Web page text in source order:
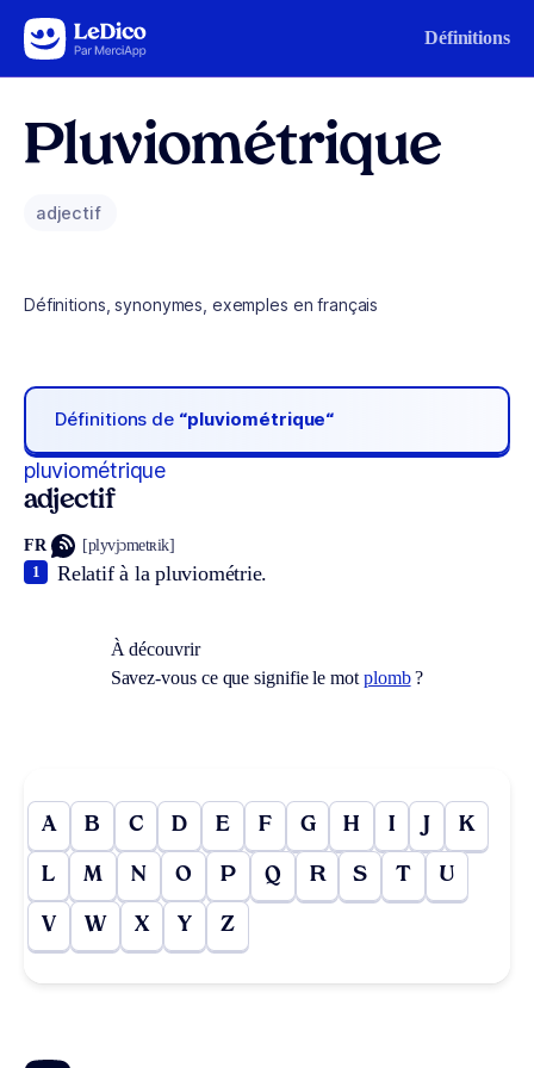
Aller au contenu Définitions
Pluviométrique
adjectif
Définitions, synonymes, exemples en français
Définitions de “pluviométrique“
pluviométrique
adjectif
FR [plyvjɔmetʀik]
Relatif à la pluviométrie.
1
À découvrir
Savez-vous ce que signifie le mot plomb?
A B C D E F G H I J K
L M N O P Q R S T U
V W X Y Z